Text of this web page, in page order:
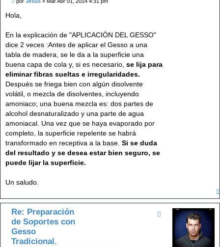
n
e
Hola,
En la explicación de "APLICACIÓN DEL GESSO"
dice 2 veces :Antes de aplicar el Gesso a una
tabla de madera, se le da a la superficie una
buena capa de cola y, si es necesario, se lija para
eliminar fibras sueltas e irregularidades.
Después se friega bien con algún disolvente
volátil, o mezcla de disolventes, incluyendo
amoniaco; una buena mezcla es: dos partes de
alcohol desnaturalizado y una parte de agua
amoniacal. Una vez que se haya evaporado por
completo, la superficie repelente se habrá
transformado en receptiva a la base. Si se duda
del resultado y se desea estar bien seguro, se
puede lijar la superficie.
Un saludo.
Re: Preparación
de Soportes con
Gesso
Tradicional.